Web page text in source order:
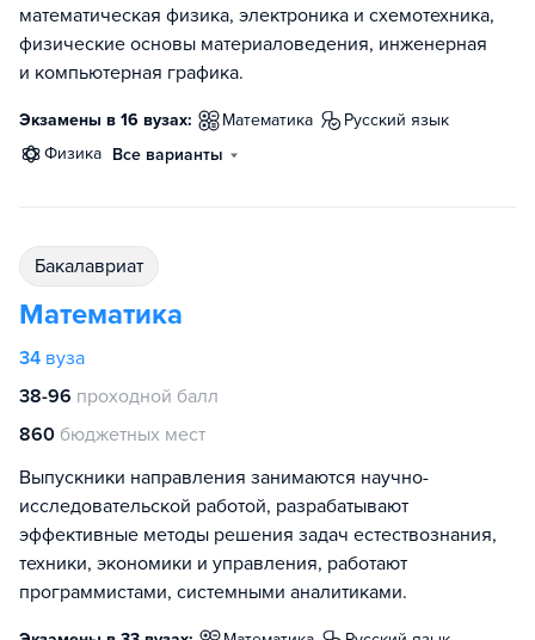
математическая физика, электроника и схемотехника,
физические основы материаловедения, инженерная
и компьютерная графика.
Экзамены в 16 вузах: математика
русский язык
физика Все варианты
бакалавриат
Математика
34 вуза
38-96 проходной балл
860 бюджетных мест
Выпускники направления занимаются научно-
исследовательской работой, разрабатывают
эффективные методы решения задач естествознания,
техники, экономики и управления, работают
программистами, системными аналитиками.